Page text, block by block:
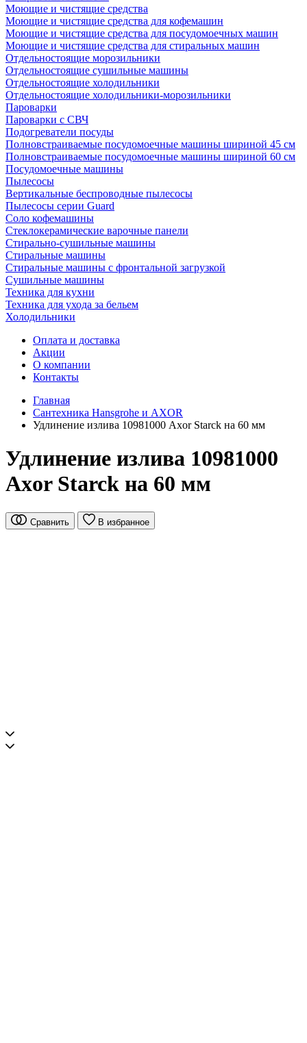
Моющие и чистящие средства
Моющие и чистящие средства для кофемашин
Моющие и чистящие средства для посудомоечных машин
Моющие и чистящие средства для стиральных машин
Отдельностоящие морозильники
Отдельностоящие сушильные машины
Отдельностоящие холодильники
Отдельностоящие холодильники-морозильники
Пароварки
Пароварки с СВЧ
Подогреватели посуды
Полновстраиваемые посудомоечные машины шириной 45 см
Полновстраиваемые посудомоечные машины шириной 60 см
Посудомоечные машины
Пылесосы
Вертикальные беспроводные пылесосы
Пылесосы серии Guard
Соло кофемашины
Стеклокерамические варочные панели
Стирально-сушильные машины
Стиральные машины
Стиральные машины с фронтальной загрузкой
Сушильные машины
Техника для кухни
Техника для ухода за бельем
Холодильники
Оплата и доставка
Акции
О компании
Контакты
Главная
Сантехника Hansgrohe и AXOR
Удлинение излива 10981000 Axor Starck на 60 мм
Удлинение излива 10981000
Axor Starck на 60 мм
Сравнить В избранное